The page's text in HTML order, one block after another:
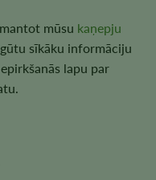
mūsu kaņepju
sīkāku informāciju
lapu par